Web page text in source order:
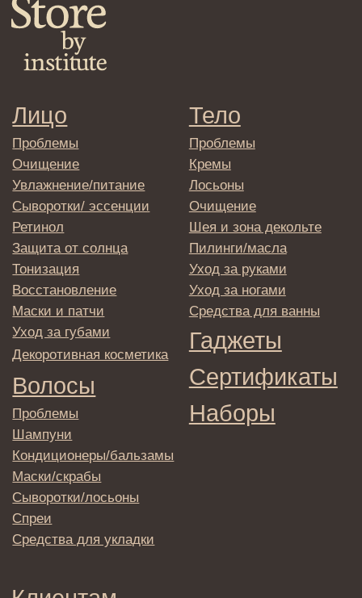
Система лояльности
Доставка и самовывоз
Оплата и возврат
Согласие на обработку
персональных данных
Реквизиты и контакты
Подписаться
E-mail
→
Отправляя адрес электронной почты
вы соглашаетесь с политикой в отношении
обработки персональных данных
© 2025 Institute Store